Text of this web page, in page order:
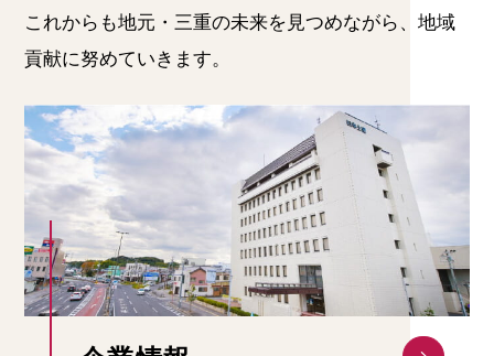
これからも地元・三重の未来を見つめながら、地域
貢献に努めていきます。